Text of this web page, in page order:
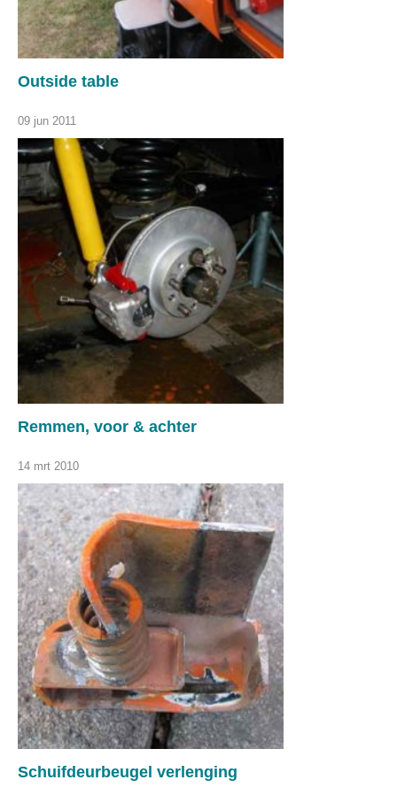
Outside table
09 jun 2011
Remmen, voor & achter
14 mrt 2010
Schuifdeurbeugel verlenging